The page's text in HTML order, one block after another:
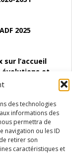
des technologies
informations des
permettra de
navigation ou les ID
retirer son
caractéristiques et
2025
l’accueil
évolutions et
(SAACE)